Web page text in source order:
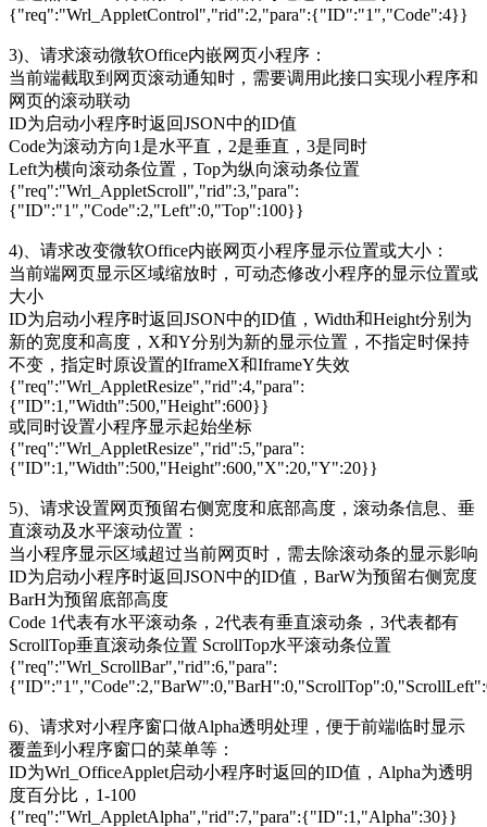
{"req":"Wrl_AppletControl","rid":2,"para":{"ID":"1","Code":4}}
3)、请求滚动微软Office内嵌网页小程序：
当前端截取到网页滚动通知时，需要调用此接口实现小程序和
网页的滚动联动
ID为启动小程序时返回JSON中的ID值
Code为滚动方向1是水平直，2是垂直，3是同时
Left为横向滚动条位置，Top为纵向滚动条位置
{"req":"Wrl_AppletScroll","rid":3,"para":
{"ID":"1","Code":2,"Left":0,"Top":100}}
4)、请求改变微软Office内嵌网页小程序显示位置或大小：
当前端网页显示区域缩放时，可动态修改小程序的显示位置或
大小
ID为启动小程序时返回JSON中的ID值，Width和Height分别为
新的宽度和高度，X和Y分别为新的显示位置，不指定时保持
不变，指定时原设置的IframeX和IframeY失效
{"req":"Wrl_AppletResize","rid":4,"para":
{"ID":1,"Width":500,"Height":600}}
或同时设置小程序显示起始坐标
{"req":"Wrl_AppletResize","rid":5,"para":
{"ID":1,"Width":500,"Height":600,"X":20,"Y":20}}
5)、请求设置网页预留右侧宽度和底部高度，滚动条信息、垂
直滚动及水平滚动位置：
当小程序显示区域超过当前网页时，需去除滚动条的显示影响
ID为启动小程序时返回JSON中的ID值，BarW为预留右侧宽度
BarH为预留底部高度
Code 1代表有水平滚动条，2代表有垂直滚动条，3代表都有
ScrollTop垂直滚动条位置 ScrollTop水平滚动条位置
{"req":"Wrl_ScrollBar","rid":6,"para":
6)、请求对小程序窗口做Alpha透明处理，便于前端临时显示
覆盖到小程序窗口的菜单等：
ID为Wrl_OfficeApplet启动小程序时返回的ID值，Alpha为透明
度百分比，1-100
{"req":"Wrl_AppletAlpha","rid":7,"para":{"ID":1,"Alpha":30}}